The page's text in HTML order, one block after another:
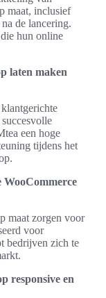
maat, inclusief
de lancering.
hun online
laten maken
een hoge
tijdens het
WooCommerce
maat zorgen voor
voor
bedrijven zich te
responsive en